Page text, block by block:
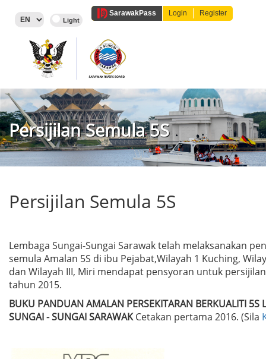
SarawakPass Login Register
Persijilan Semula 5S
Persijilan Semula 5S
Lembaga Sungai-Sungai Sarawak telah melaksanakan
semula Amalan 5S di ibu Pejabat,Wilayah 1 Kuching,
dan Wilayah III, Miri mendapat pensyoran untuk
tahun 2015.
BUKU PANDUAN AMALAN PERSEKITARAN BERKUALITI 5S
SUNGAI - SUNGAI SARAWAKCetakan pertama 2016. (Sila